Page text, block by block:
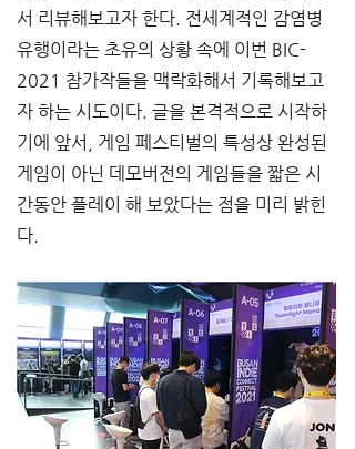
서 리뷰해보고자 한다. 전세계적인 감염병
유행이라는 초유의 상황 속에 이번 BIC-
2021 참가작들을 맥락화해서 기록해보고
자 하는 시도이다. 글을 본격적으로 시작하
기에 앞서, 게임 페스티벌의 특성상 완성된
게임이 아닌 데모버전의 게임들을 짧은 시
간동안 플레이 해 보았다는 점을 미리 밝힌
다.